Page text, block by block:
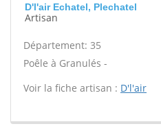
D'l'air Echatel, Plechatel
Artisan
Département: 35
Poêle à Granulés -
Voir la fiche artisan : D'l'air